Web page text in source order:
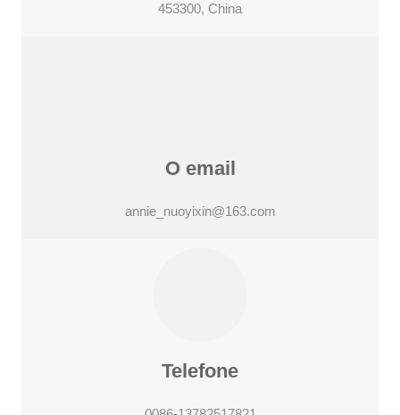
453300, China
O email
annie_nuoyixin@163.com
Telefone